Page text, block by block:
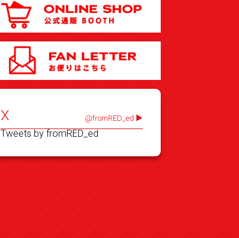
X @fromRED_ed
Tweets by fromRED_ed